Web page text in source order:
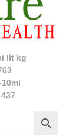
lít kg